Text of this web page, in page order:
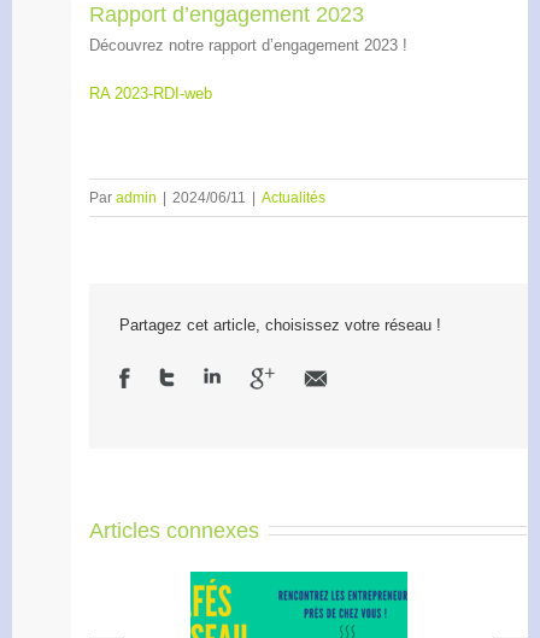
Rapport d’engagement 2023
Découvrez notre rapport d’engagement 2023 !
RA 2023-RDI-web
Par admin | 2024/06/11 | Actualités
Partagez cet article, choisissez votre réseau !
Articles connexes